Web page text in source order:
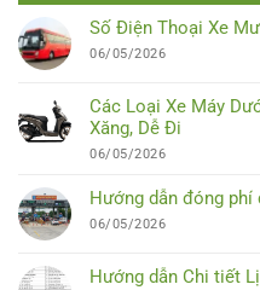
Số Điện Thoại Xe
06/05/2026
Các Loại Xe Máy
Xăng, Dễ Đi
06/05/2026
Hướng dẫn đóng
06/05/2026
Hướng dẫn Chi tiết